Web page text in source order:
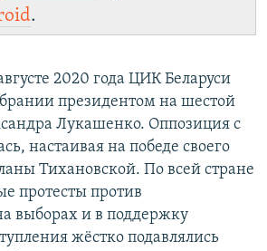
.
2020 года ЦИК Беларуси
президентом на шестой
Лукашенко. Оппозиция с
настаивая на победе своего
Тихановской. По всей стране
протесты против
выборах и в поддержку
жёстко подавлялись